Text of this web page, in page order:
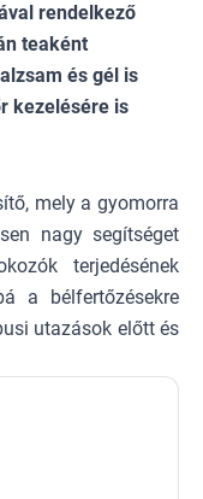
rendelkező
teaként
és gél is
kezelésére is
mely a gyomorra
nagy segítséget
terjedésének
a bélfertőzésekre
utazások előtt és